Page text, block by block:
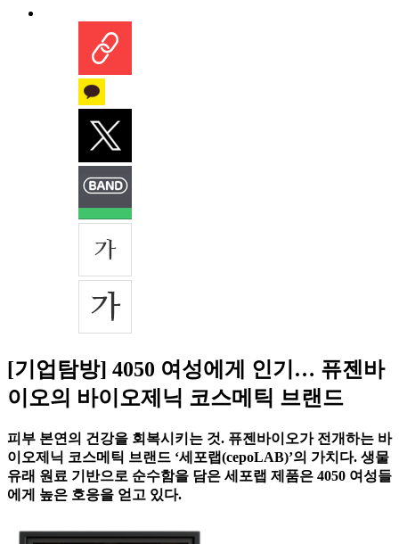
[기업탐방] 4050 여성에게 인기… 퓨젠바
이오의 바이오제닉 코스메틱 브랜드
피부 본연의 건강을 회복시키는 것. 퓨젠바이오가 전개하는 바
이오제닉 코스메틱 브랜드 ‘세포랩(cepoLAB)’의 가치다. 생물
유래 원료 기반으로 순수함을 담은 세포랩 제품은 4050 여성들
에게 높은 호응을 얻고 있다.